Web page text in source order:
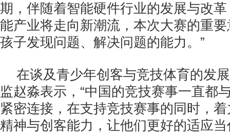
期，伴随着智能硬件行业的发展与改
能产业将走向新潮流，本次大赛的重
孩子发现问题、解决问题的能力。”
在谈及青少年创客与竞技体育的发
监赵淼表示，“中国的竞技赛事一直都
紧密连接，在支持竞技赛事的同时，
精神与创客能力，让他们更好的适应